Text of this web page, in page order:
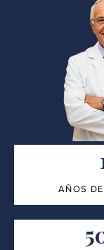
AÑOS